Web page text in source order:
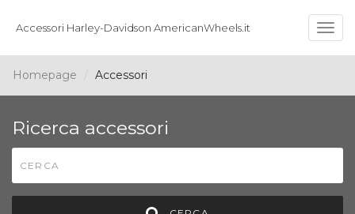
Accessori Harley-Davidson AmericanWheels.it
Homepage Accessori
Ricerca accessori